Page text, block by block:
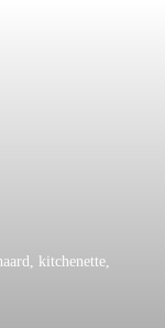
kitchenette,